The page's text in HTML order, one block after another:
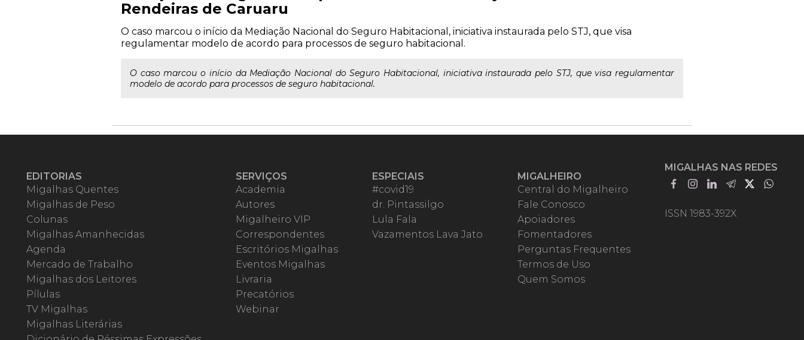
Rendeiras de Caruaru
O caso marcou o início da Mediação Nacional do Seguro Habitacional, iniciativa instaurada pelo STJ, que visa
regulamentar modelo de acordo para processos de seguro habitacional.
O caso marcou o início da Mediação Nacional do Seguro Habitacional, iniciativa instaurada pelo STJ, que visa regulamentar
modelo de acordo para processos de seguro habitacional.
EDITORIAS
Migalhas Quentes
Migalhas de Peso
Colunas
Migalhas Amanhecidas
Agenda
Mercado de Trabalho
Migalhas dos Leitores
Pílulas
TV Migalhas
Migalhas Literárias
SERVIÇOS
Academia
Autores
Migalheiro VIP
Correspondentes
Escritórios Migalhas
Eventos Migalhas
Livraria
Precatórios
Webinar
ESPECIAIS
#covid19
dr. Pintassilgo
Lula Fala
Vazamentos Lava Jato
MIGALHEIRO
Central do Migalheiro
Fale Conosco
Apoiadores
Fomentadores
Perguntas Frequentes
Termos de Uso
Quem Somos
MIGALHAS NAS REDES
ISSN 1983-392X